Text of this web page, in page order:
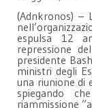
(Adnkronos) –
espulsa 12
repressione
presidente
ministri degli
una riunione di
spiegando
riammissione